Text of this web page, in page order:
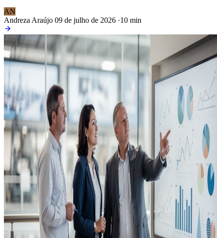
AN
Andreza Araújo 09 de julho de 2026 ·10 min